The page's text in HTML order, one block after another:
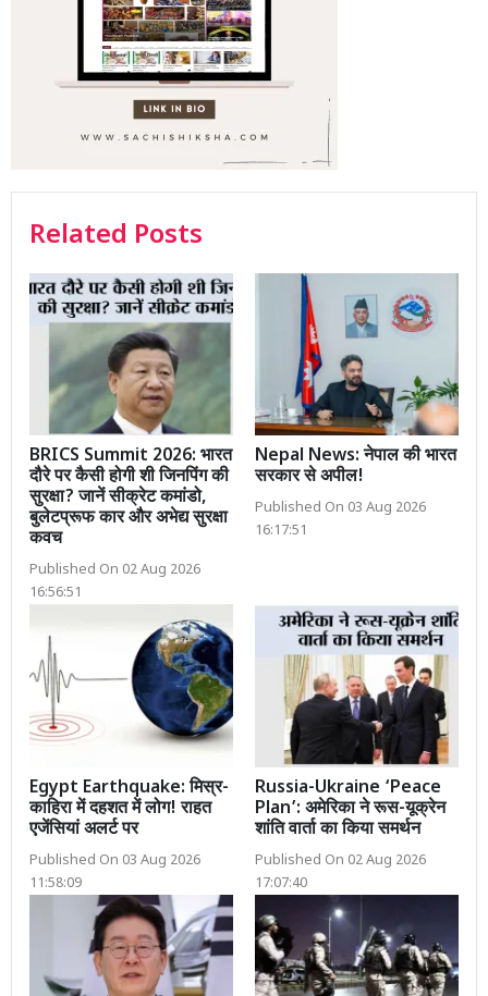
Related Posts
BRICS Summit 2026: भारत
दौरे पर कैसी होगी शी जिनपिंग की
सुरक्षा? जानें सीक्रेट कमांडो,
बुलेटप्रूफ कार और अभेद्य सुरक्षा
कवच
Published On 02 Aug 2026
16:56:51
Nepal News: नेपाल की भारत
सरकार से अपील!
Published On 03 Aug 2026
16:17:51
Egypt Earthquake: मिस्र-
काहिरा में दहशत में लोग! राहत
एजेंसियां अलर्ट पर
Published On 03 Aug 2026
11:58:09
Russia-Ukraine ‘Peace
Plan’: अमेरिका ने रूस-यूक्रेन
शांति वार्ता का किया समर्थन
Published On 02 Aug 2026
17:07:40